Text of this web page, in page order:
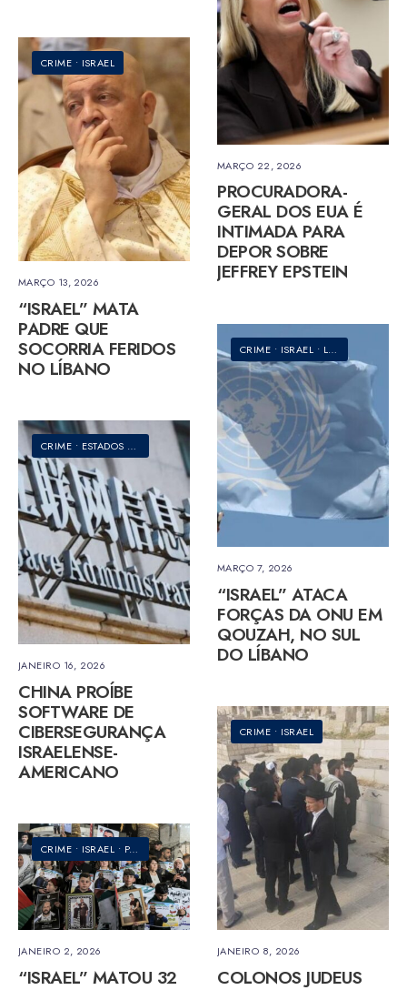
MARÇO 22, 2026
PROCURADORA-
GERAL DOS EUA É
INTIMADA PARA
DEPOR SOBRE
JEFFREY EPSTEIN
CRIME • ISRAEL
MARÇO 13, 2026
“ISRAEL” MATA
PADRE QUE
SOCORRIA FERIDOS
NO LÍBANO
CRIME • ISRAEL • LÍBANO
MARÇO 7, 2026
“ISRAEL” ATACA
FORÇAS DA ONU EM
QOUZAH, NO SUL
DO LÍBANO
CRIME • ESTADOS UNIDOS DA AMÉRICA •ISRAEL
JANEIRO 16, 2026
CHINA PROÍBE
SOFTWARE DE
CIBERSEGURANÇA
ISRAELENSE-
AMERICANO
CRIME • ISRAEL
JANEIRO 8, 2026
COLONOS JUDEUS
CRIME • ISRAEL • PALESTINA
JANEIRO 2, 2026
“ISRAEL” MATOU 32